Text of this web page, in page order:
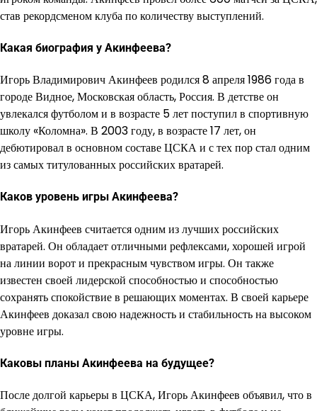
став рекордсменом клуба по количеству выступлений.
Какая биография у Акинфеева?
Игорь Владимирович Акинфеев родился 8 апреля 1986 года в
городе Видное, Московская область, Россия. В детстве он
увлекался футболом и в возрасте 5 лет поступил в спортивную
школу «Коломна». В 2003 году, в возрасте 17 лет, он
дебютировал в основном составе ЦСКА и с тех пор стал одним
из самых титулованных российских вратарей.
Каков уровень игры Акинфеева?
Игорь Акинфеев считается одним из лучших российских
вратарей. Он обладает отличными рефлексами, хорошей игрой
на линии ворот и прекрасным чувством игры. Он также
известен своей лидерской способностью и способностью
сохранять спокойствие в решающих моментах. В своей карьере
Акинфеев доказал свою надежность и стабильность на высоком
уровне игры.
Каковы планы Акинфеева на будущее?
После долгой карьеры в ЦСКА, Игорь Акинфеев объявил, что в